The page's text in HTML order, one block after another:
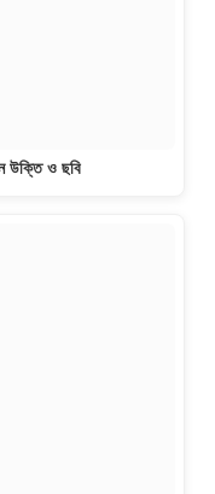
উক্তি ও ছবি